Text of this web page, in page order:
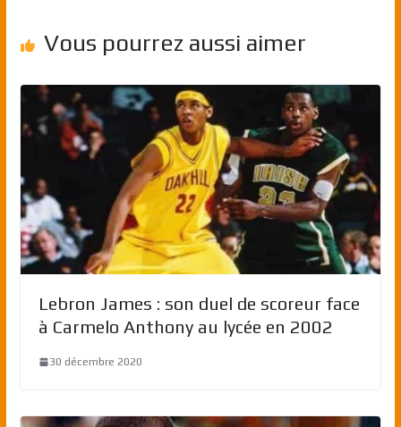
Vous pourrez aussi aimer
Lebron James : son duel de scoreur face
à Carmelo Anthony au lycée en 2002
30 décembre 2020